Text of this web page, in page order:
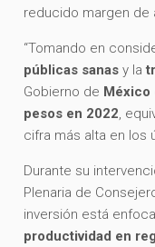
reducido margen de
“Tomando en
públicas sanas y la
Gobierno de México
pesos en 2022,
cifra más alta en los
Durante su
Plenaria de
inversión está
productividad en